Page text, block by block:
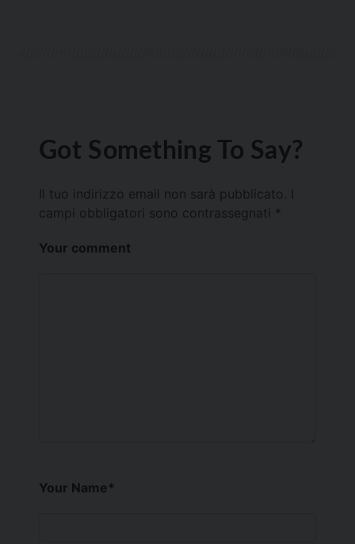
Got Something To Say?
Il tuo indirizzo email non sarà pubblicato.
campi obbligatori sono contrassegnati *
Your comment
Your Name*